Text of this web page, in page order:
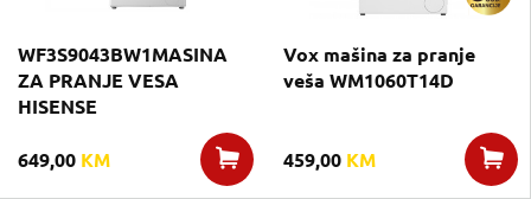
WF3S9043BW1MASINA
ZA PRANJE VESA
HISENSE
649,00 KM
Vox mašina za pranje
veša WM1060T14D
459,00 KM